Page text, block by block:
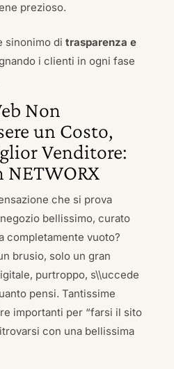
prezioso.
sinonimo di trasparenza e
i clienti in ogni fase
Non
un Costo,
Venditore:
che si prova
bellissimo, curato
completamente vuoto?
brusio, solo un gran
purtroppo, s\\uccede
pensi. Tantissime
importanti per “farsi il sito
con una bellissima